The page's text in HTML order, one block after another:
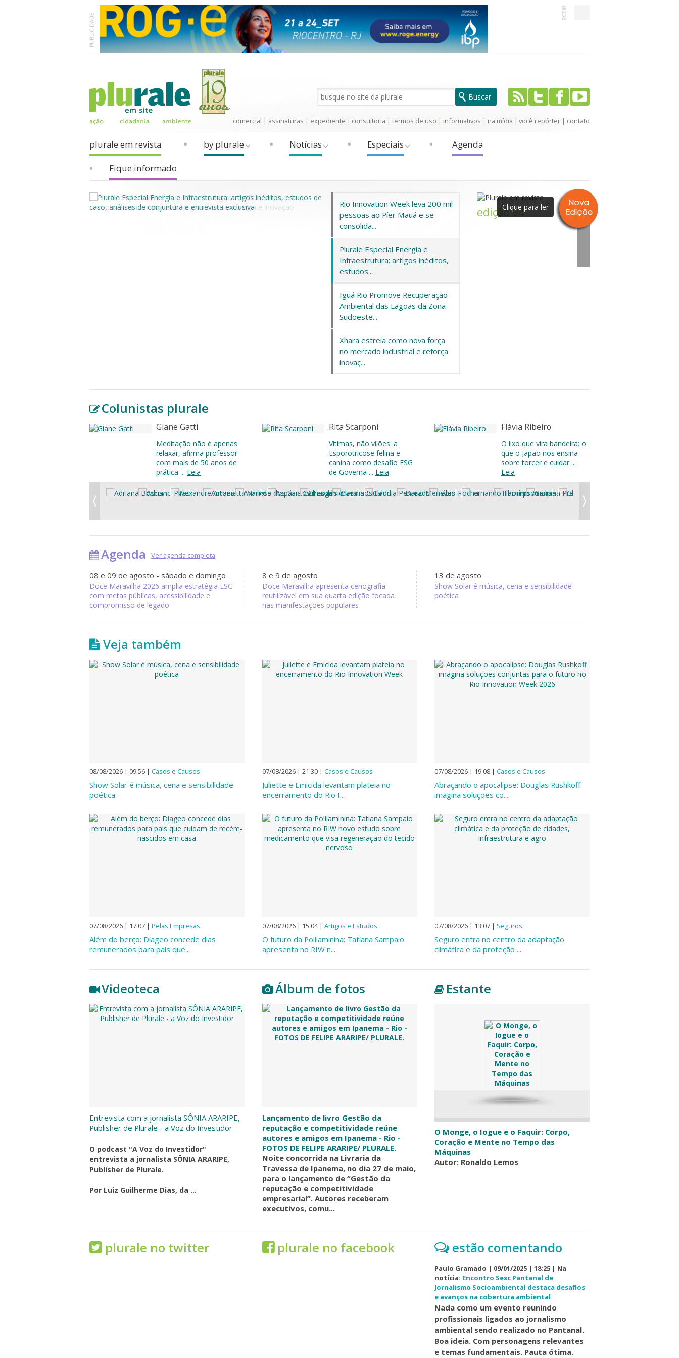
comercial | assinaturas | expediente | consultoria | termos de uso | informativos | na mídia | você repórter | contato
plurale em revista by plurale Notícias Especiais Agenda
Fique informado
Rio Innovation Week leva 200 mil
pessoas ao Píer Mauá e se
consolida...
Plurale Especial Energia e
Infraestrutura: artigos inéditos,
estudos...
Iguá Rio Promove Recuperação
Ambiental das Lagoas da Zona
Sudoeste...
Xhara estreia como nova força
no mercado industrial e reforça
inovaç...
Clique para ler
edição 94
Colunistas plurale
Giane Gatti
Meditação não é apenas
relaxar, afirma professor
com mais de 50 anos de
prática ... Leia
Rita Scarponi
Vítimas, não vilões: a
Esporotricose felina e
canina como desafio ESG
de Governa ... Leia
Flávia Ribeiro
O lixo que vira bandeira: o
que o Japão nos ensina
sobre torcer e cuidar ...
Leia
Agenda Ver agenda completa
08 e 09 de agosto - sábado e domingo
Doce Maravilha 2026 amplia estratégia ESG
com metas públicas, acessibilidade e
compromisso de legado
8 e 9 de agosto
Doce Maravilha apresenta cenografia
reutilizável em sua quarta edição focada
nas manifestações populares
13 de agosto
Show Solar é música, cena e sensibilidade
poética
Veja também
08/08/2026 | 09:56 | Casos e Causos
Show Solar é música, cena e sensibilidade
poética
07/08/2026 | 21:30| Casos e Causos
Juliette e Emicida levantam plateia no
encerramento do Rio I...
07/08/2026 | 19:08 |Casos e Causos
Abraçando o apocalipse: Douglas Rushkoff
imagina soluções co...
07/08/2026 | 17:07 | Pelas Empresas
Além do berço: Diageo concede dias
remunerados para pais que...
07/08/2026 | 15:04| Artigos e Estudos
O futuro da Polilaminina: Tatiana Sampaio
apresenta no RIW n...
07/08/2026 | 13:07 | Seguros
Seguro entra no centro da adaptação
climática e da proteção ...
Videoteca
Entrevista com a jornalista SÔNIA ARARIPE,
Publisher de Plurale - a Voz do Investidor
O podcast "A Voz do Investidor"
entrevista a jornalista SÔNIA ARARIPE,
Publisher de Plurale.
Por Luiz Guilherme Dias, da ...
Álbum de fotos
Lançamento de livro Gestão da
reputação e competitividade reúne
autores e amigos em Ipanema - Rio -
FOTOS DE FELIPE ARARIPE/ PLURALE.
Noite concorrida na Livraria da
Travessa de Ipanema, no dia 27 de maio,
para o lançamento de “Gestão da
reputação e competitividade
empresarial”. Autores receberam
executivos, comu...
Estante
O Monge, o Iogue e o Faquir: Corpo,
Coração e Mente no Tempo das
Máquinas
Autor: Ronaldo Lemos
plurale no twitter plurale no facebook estão comentando
Paulo Gramado | 09/01/2025 | 18:25 | Na
notícia: Encontro Sesc Pantanal de
Jornalismo Socioambiental destaca desafios
e avanços na cobertura ambiental
Nada como um evento reunindo
profissionais ligados ao jornalismo
ambiental sendo realizado no Pantanal.
Boa ideia. Com personagens relevantes
e temas fundamentais. Pauta ótima.